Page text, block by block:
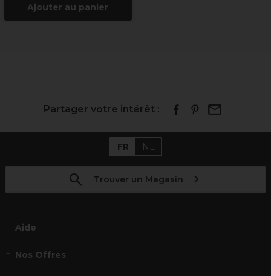
Ajouter au panier
Partager votre intérêt :
FR NL
Trouver un Magasin
Aide
Nos Offres